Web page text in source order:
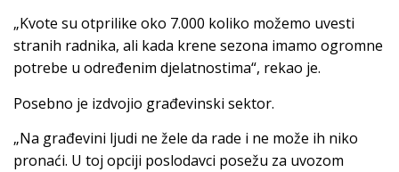
„Kvote su otprilike oko 7.000 koliko možemo uvesti
stranih radnika, ali kada krene sezona imamo ogromne
potrebe u određenim djelatnostima“, rekao je.
Posebno je izdvojio građevinski sektor.
„Na građevini ljudi ne žele da rade i ne može ih niko
pronaći. U toj opciji poslodavci posežu za uvozom